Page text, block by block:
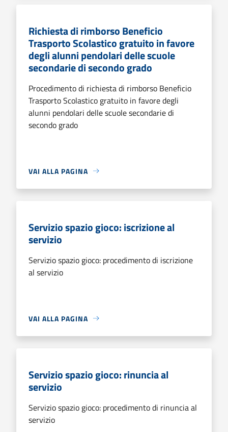
Richiesta di rimborso Beneficio
Trasporto Scolastico gratuito in favore
degli alunni pendolari delle scuole
secondarie di secondo grado
Procedimento di richiesta di rimborso Beneficio
Trasporto Scolastico gratuito in favore degli
alunni pendolari delle scuole secondarie di
secondo grado
VAI ALLA PAGINA
Servizio spazio gioco: iscrizione al
servizio
Servizio spazio gioco: procedimento di iscrizione
al servizio
VAI ALLA PAGINA
Servizio spazio gioco: rinuncia al
servizio
Servizio spazio gioco: procedimento di rinuncia al
servizio